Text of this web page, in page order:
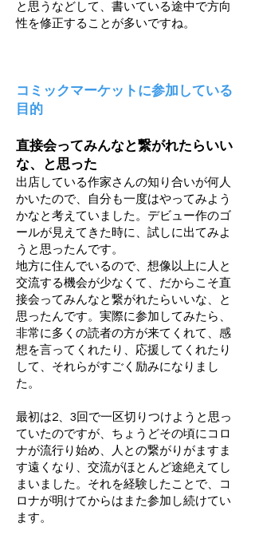
と思うなどして、書いている途中で方向
性を修正することが多いですね。
コミックマーケットに参加している
目的
直接会ってみんなと繋がれたらいい
な、と思った
出店している作家さんの知り合いが何人
かいたので、自分も一度はやってみよう
かなと考えていました。デビュー作のゴ
ールが見えてきた時に、試しに出てみよ
うと思ったんです。
地方に住んでいるので、想像以上に人と
交流する機会が少なくて、だからこそ直
接会ってみんなと繋がれたらいいな、と
思ったんです。実際に参加してみたら、
非常に多くの読者の方が来てくれて、感
想を言ってくれたり、応援してくれたり
して、それらがすごく励みになりまし
た。
最初は2、3回で一区切りつけようと思っ
ていたのですが、ちょうどその頃にコロ
ナが流行り始め、人との繋がりがますま
す遠くなり、交流がほとんど途絶えてし
まいました。それを経験したことで、コ
ロナが明けてからはまた参加し続けてい
ます。